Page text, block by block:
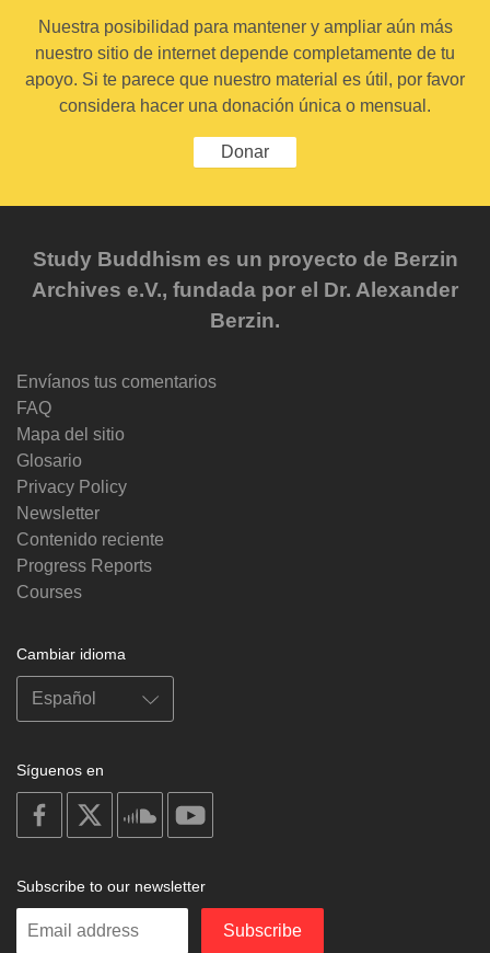
Nuestra posibilidad para mantener y ampliar aún más
nuestro sitio de internet depende completamente de tu
apoyo. Si te parece que nuestro material es útil, por favor
considera hacer una donación única o mensual.
Donar
Study Buddhism es un proyecto de Berzin
Archives e.V., fundada por el Dr. Alexander
Berzin.
Envíanos tus comentarios
FAQ
Mapa del sitio
Glosario
Privacy Policy
Newsletter
Contenido reciente
Progress Reports
Courses
Cambiar idioma
Síguenos en
on
facebook
soundcloud
Subscribe to our newsletter
Enter
Subscribe